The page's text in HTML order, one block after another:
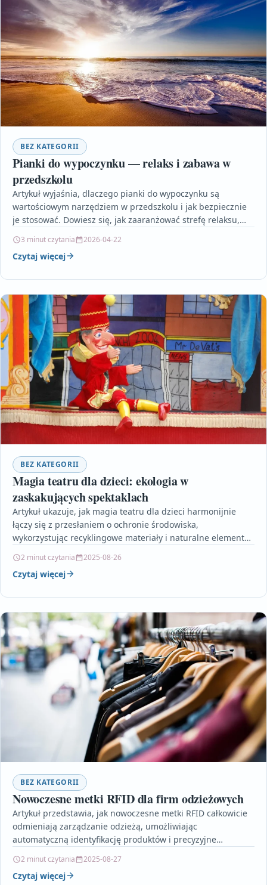
BEZ KATEGORII
Pianki do wypoczynku — relaks i zabawa w
przedszkolu
Artykuł wyjaśnia, dlaczego pianki do wypoczynku są
wartościowym narzędziem w przedszkolu i jak bezpiecznie
je stosować. Dowiesz się, jak zaaranżować strefę relaksu,
3 minut czytania 2026-04-22
Czytaj więcej
BEZ KATEGORII
Magia teatru dla dzieci: ekologia w
zaskakujących spektaklach
Artykuł ukazuje, jak magia teatru dla dzieci harmonijnie
łączy się z przesłaniem o ochronie środowiska,
wykorzystując recyklingowe materiały i naturalne elementy
2 minut czytania 2025-08-26
Czytaj więcej
BEZ KATEGORII
Nowoczesne metki RFID dla firm odzieżowych
Artykuł przedstawia, jak nowoczesne metki RFID całkowicie
odmieniają zarządzanie odzieżą, umożliwiając
automatyczną identyfikację produktów i precyzyjne
pozwalają firmom…
2 minut czytania 2025-08-27
Czytaj więcej